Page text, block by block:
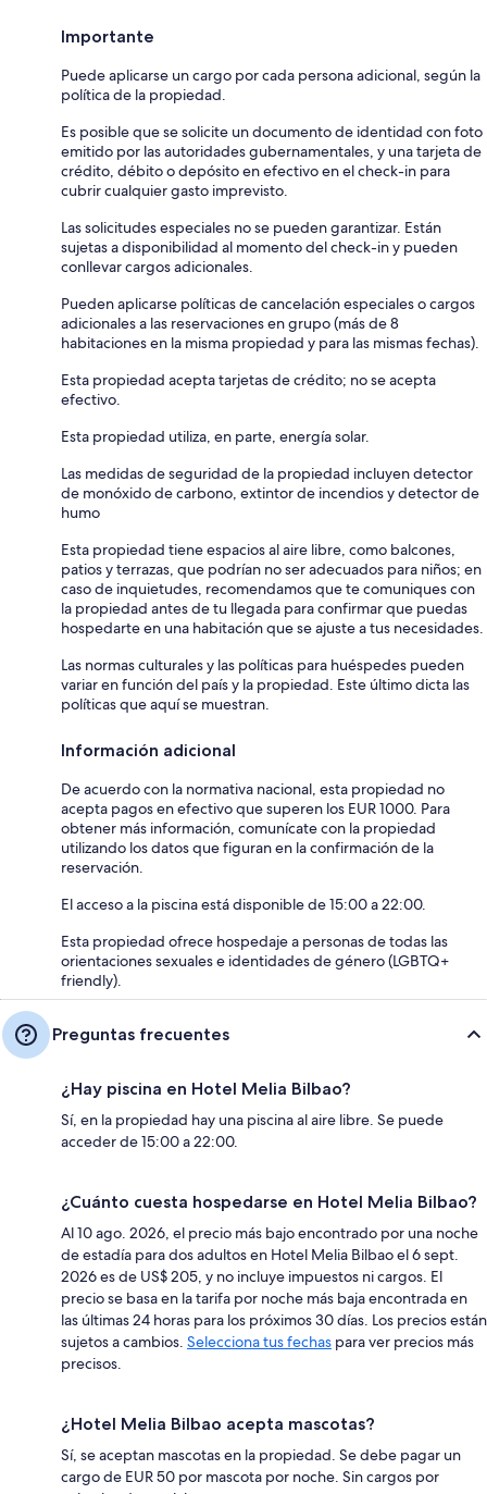
Importante
Puede aplicarse un cargo por cada persona adicional, según la
política de la propiedad.
Es posible que se solicite un documento de identidad con foto
emitido por las autoridades gubernamentales, y una tarjeta de
crédito, débito o depósito en efectivo en el check-in para
cubrir cualquier gasto imprevisto.
Las solicitudes especiales no se pueden garantizar. Están
sujetas a disponibilidad al momento del check-in y pueden
conllevar cargos adicionales.
Pueden aplicarse políticas de cancelación especiales o cargos
adicionales a las reservaciones en grupo (más de 8
habitaciones en la misma propiedad y para las mismas fechas).
Esta propiedad acepta tarjetas de crédito; no se acepta
efectivo.
Esta propiedad utiliza, en parte, energía solar.
Las medidas de seguridad de la propiedad incluyen detector
de monóxido de carbono, extintor de incendios y detector de
humo
Esta propiedad tiene espacios al aire libre, como balcones,
patios y terrazas, que podrían no ser adecuados para niños; en
caso de inquietudes, recomendamos que te comuniques con
la propiedad antes de tu llegada para confirmar que puedas
hospedarte en una habitación que se ajuste a tus necesidades.
Las normas culturales y las políticas para huéspedes pueden
variar en función del país y la propiedad. Este último dicta las
políticas que aquí se muestran.
Información adicional
De acuerdo con la normativa nacional, esta propiedad no
acepta pagos en efectivo que superen los EUR 1000. Para
obtener más información, comunícate con la propiedad
utilizando los datos que figuran en la confirmación de la
reservación.
El acceso a la piscina está disponible de 15:00 a 22:00.
Esta propiedad ofrece hospedaje a personas de todas las
orientaciones sexuales e identidades de género (LGBTQ+
friendly).
Preguntas frecuentes
¿Hay piscina en Hotel Melia Bilbao?
Sí, en la propiedad hay una piscina al aire libre. Se puede
acceder de 15:00 a 22:00.
¿Cuánto cuesta hospedarse en Hotel Melia Bilbao?
Al 10 ago. 2026, el precio más bajo encontrado por una noche
de estadía para dos adultos en Hotel Melia Bilbao el 6 sept.
2026 es de US$ 205, y no incluye impuestos ni cargos. El
precio se basa en la tarifa por noche más baja encontrada en
las últimas 24 horas para los próximos 30 días. Los precios están
sujetos a cambios. Selecciona tus fechas para ver precios más
precisos.
¿Hotel Melia Bilbao acepta mascotas?
Sí, se aceptan mascotas en la propiedad. Se debe pagar un
cargo de EUR 50 por mascota por noche. Sin cargos por